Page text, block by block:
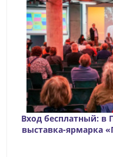
Вход бесплатный: в
выставка-ярмарка